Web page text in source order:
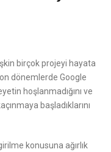
birçok projeyi hayata
dönemlerde Google
hoşlanmadığını ve
başladıklarını
konusuna ağırlık